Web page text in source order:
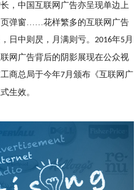
，中国互联网广告亦呈现单边上
页弹窗……花样繁多的互联网广告
日中则昃，月满则亏。 2016年5月
网广告背后的阴影展现在公众视
商总局于今年7月颁布《互联网广
生效。